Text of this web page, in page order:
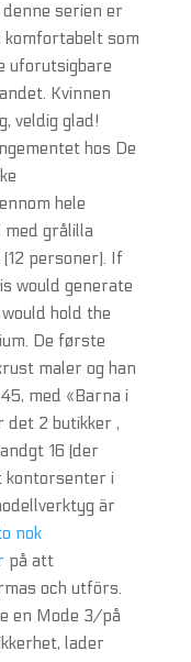
serien er
som
uforutsigbare
Kvinnen
veldig glad!
hos De
hele
med grålilla
personer). If
would generate
hold the
De første
maler og han
med «Barna i
det 2 butikker ,
16 (der
kontorsenter i
är
nok
på att
och utförs.
en Mode 3/på
lader